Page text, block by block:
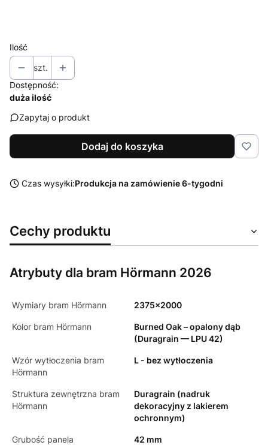
Ilość
szt.
Dostępność:
duża ilość
Zapytaj o produkt
Dodaj do koszyka
Czas wysyłki:Produkcja na zamówienie 6-tygodni
Cechy produktu
Atrybuty dla bram Hörmann 2026
Wymiary bram Hörmann 2375x2000
Kolor bram Hörmann
Burned Oak – opalony dąb
(Duragrain — LPU 42)
Wzór wytłoczenia bram
Hörmann
L - bez wytłoczenia
Struktura zewnętrzna bram
Hörmann
Duragrain (nadruk
dekoracyjny z lakierem
ochronnym)
Grubość panela 42 mm